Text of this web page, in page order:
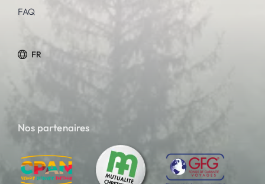
FAQ
FR
Nos partenaires